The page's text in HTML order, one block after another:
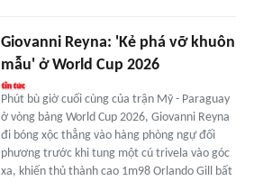
Giovanni Reyna: 'Kẻ phá vỡ khuôn
mẫu' ở World Cup 2026
Phút bù giờ cuối cùng của trận Mỹ - Paraguay
ở vòng bảng World Cup 2026, Giovanni Reyna
đi bóng xộc thẳng vào hàng phòng ngự đối
phương trước khi tung một cú trivela vào góc
xa, khiến thủ thành cao 1m98 Orlando Gill bất